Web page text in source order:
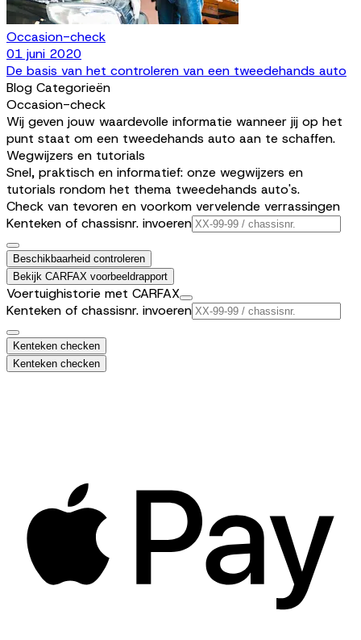
Occasion-check
01 juni 2020
De basis van het controleren van een tweedehands auto
Blog Categorieën
Occasion-check
Wij geven jouw waardevolle informatie wanneer jij op het
punt staat om een tweedehands auto aan te schaffen.
Wegwijzers en tutorials
Snel, praktisch en informatief: onze wegwijzers en
tutorials rondom het thema tweedehands auto's.
Check van tevoren en voorkom vervelende verrassingen
Kenteken of chassisnr. invoeren
Beschikbaarheid controleren
Bekijk CARFAX voorbeeldrapport
Voertuighistorie met CARFAX
Kenteken of chassisnr. invoeren
Kenteken checken
Kenteken checken